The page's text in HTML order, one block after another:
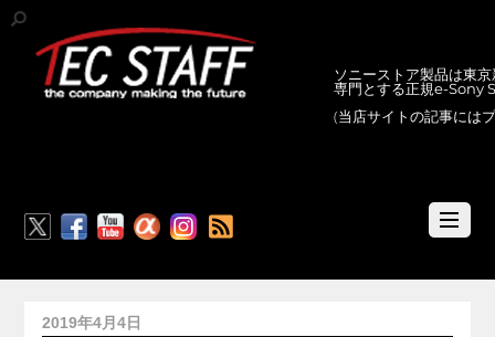
ソニーストア製品は東
専門とする正規e-Sony
(当店サイトの記事には
2019年4月4日